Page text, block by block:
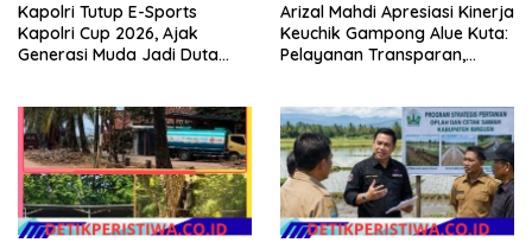
Kapolri Tutup E-Sports
Kapolri Cup 2026, Ajak
Generasi Muda Jadi Duta
Arizal Mahdi Apresiasi Kinerja
Keuchik Gampong Alue Kuta:
Pelayanan Transparan,
Kepentingan Masyarakat